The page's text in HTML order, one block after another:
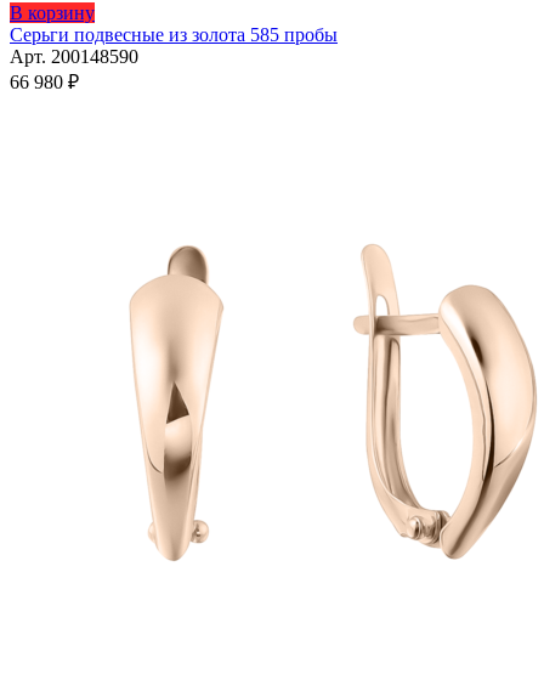
В корзину
Серьги подвесные из золота 585 пробы
Арт. 200148590
66 980 ₽